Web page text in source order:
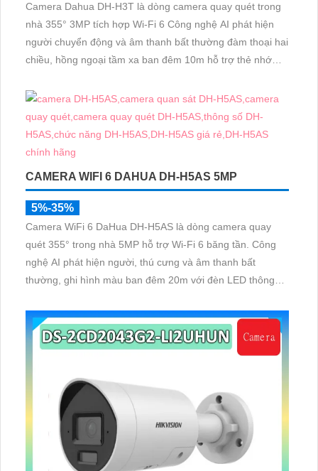
Camera Dahua DH-H3T là dòng camera quay quét trong
nhà 355° 3MP tích hợp Wi-Fi 6 Công nghệ AI phát hiện
người chuyển động và âm thanh bất thường đàm thoại hai
chiều, hồng ngoại tầm xa ban đêm 10m hỗ trợ thẻ nhớ
DMSS
CAMERA WIFI 6 DAHUA DH-H5AS 5MP
5%-35%
Camera WiFi 6 DaHua DH-H5AS là dòng camera quay
quét 355° trong nhà 5MP hỗ trợ Wi-Fi 6 băng tần. Công
nghệ AI phát hiện người, thú cưng và âm thanh bất
thường, ghi hình màu ban đêm 20m với đèn LED thông
ứng dụng DMSS,